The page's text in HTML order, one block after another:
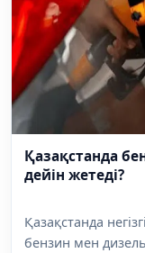
Қазақстанда
дейін жетеді?
Қазақстанда
бензин мен